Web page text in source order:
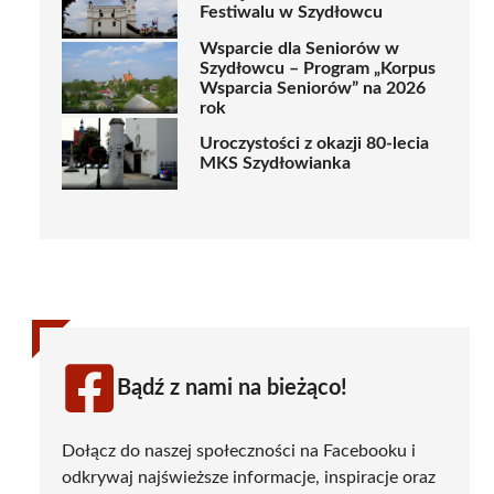
Festiwalu w Szydłowcu
Wsparcie dla Seniorów w
Szydłowcu – Program „Korpus
Wsparcia Seniorów” na 2026
rok
Uroczystości z okazji 80-lecia
MKS Szydłowianka
Bądź z nami na bieżąco!
Dołącz do naszej społeczności na Facebooku i
odkrywaj najświeższe informacje, inspiracje oraz